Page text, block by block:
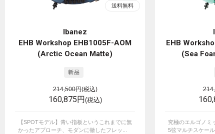
Ibanez
EHB Workshop EHB1005F-AOM
(Arctic Ocean Matte)
214,500円(税込)
160,875円 (税込)
【SPOTモデル】青い指板というこれまでに無
かったアプローチ、モダンに徹したフレッ...
EHB
(Sea
究極のエルゴノミ
5弦マルチスケール